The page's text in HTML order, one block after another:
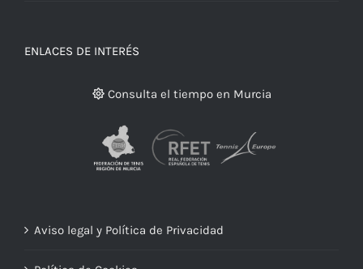
ENLACES DE INTERÉS
Consulta el tiempo en Murcia
Aviso legal y Política de Privacidad